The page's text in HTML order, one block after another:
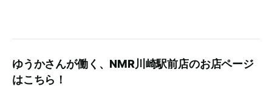
ゆうかさんが働く、NMR川崎駅前店のお店ページ
はこちら！